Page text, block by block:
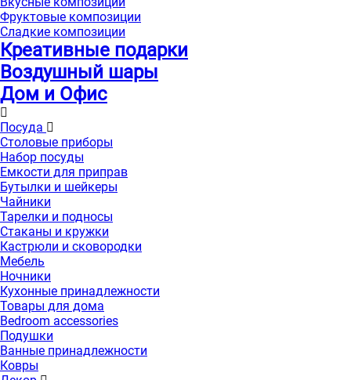
Фруктовые композиции
Сладкие композиции
Креативные подарки
Воздушный шары
Дом и Офис
Посуда
Столовые приборы
Набор посуды
Емкости для приправ
Бутылки и шейкеры
Чайники
Тарелки и подносы
Стаканы и кружки
Кастрюли и сковородки
Мебель
Ночники
Кухонные принадлежности
Товары для дома
Bedroom accessories
Подушки
Ванные принадлежности
Ковры